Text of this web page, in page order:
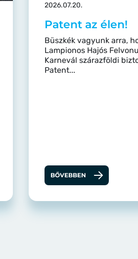
2026.07.20.
Patent az élen!
Büszkék vagyunk arra,
Lampionos Hajós
Karnevál szárazföldi
Patent...
BŐVEBBEN